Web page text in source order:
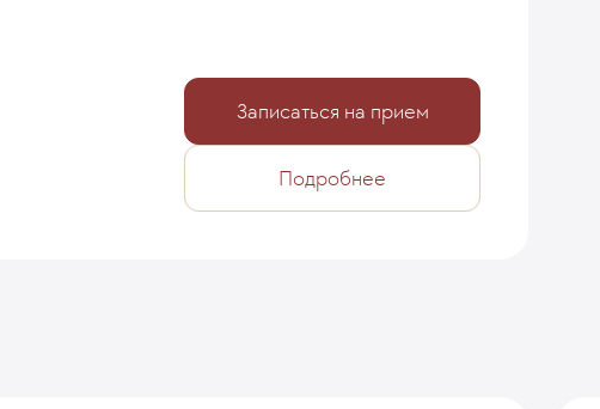
Записаться на прием
Подробнее